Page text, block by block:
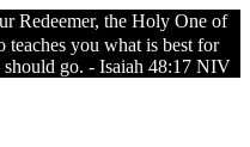
Redeemer, the Holy One of
you what is best for
go. - Isaiah 48:17 NIV